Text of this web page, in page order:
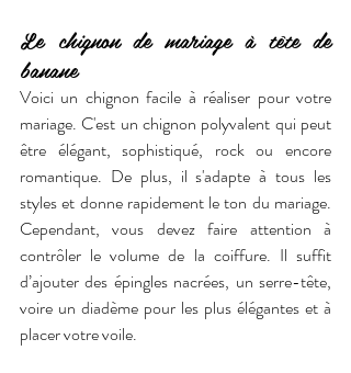
Le chignon de mariage à tête de
banane
Voici un chignon facile à réaliser pour votre
mariage. C'est un chignon polyvalent qui peut
être élégant, sophistiqué, rock ou encore
romantique. De plus, il s'adapte à tous les
styles et donne rapidement le ton du mariage.
Cependant, vous devez faire attention à
contrôler le volume de la coiffure. Il suffit
d’ajouter des épingles nacrées, un serre-tête,
voire un diadème pour les plus élégantes et à
placer votre voile.